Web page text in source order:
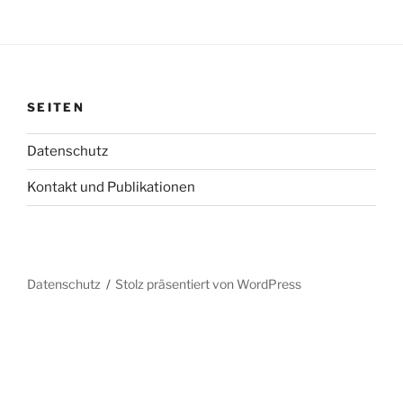
SEITEN
Datenschutz
Kontakt und Publikationen
Datenschutz Stolz präsentiert von WordPress